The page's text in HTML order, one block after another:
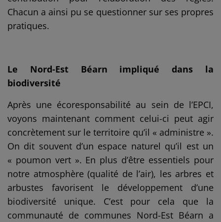
Chacun a ainsi pu se questionner sur ses propres
pratiques.
Le Nord-Est Béarn impliqué dans la
biodiversité
Après une écoresponsabilité au sein de l’EPCI,
voyons maintenant comment celui-ci peut agir
concrètement sur le territoire qu’il « administre ».
On dit souvent d’un espace naturel qu’il est un
« poumon vert ». En plus d’être essentiels pour
notre atmosphère (qualité de l’air), les arbres et
arbustes favorisent le développement d’une
biodiversité unique. C’est pour cela que la
communauté de communes Nord-Est Béarn a